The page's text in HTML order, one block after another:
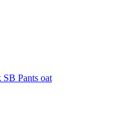
SB Pants oat